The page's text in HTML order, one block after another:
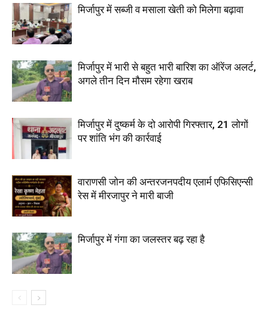
मिर्जापुर में सब्जी व मसाला खेती को मिलेगा बढ़ावा
मिर्जापुर में भारी से बहुत भारी बारिश का ऑरेंज अलर्ट,
अगले तीन दिन मौसम रहेगा खराब
मिर्जापुर में दुष्कर्म के दो आरोपी गिरफ्तार, 21 लोगों
पर शांति भंग की कार्रवाई
वाराणसी जोन की अन्तरजनपदीय एलार्म एफिसिएन्सी
रेस में मीरजापुर ने मारी बाजी
मिर्जापुर में गंगा का जलस्तर बढ़ रहा है